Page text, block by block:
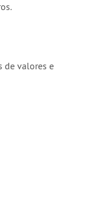
de valores e